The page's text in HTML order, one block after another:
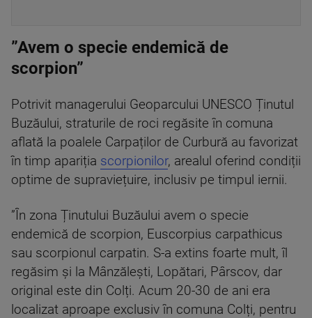
”Avem o specie endemică de
scorpion”
Potrivit managerului Geoparcului UNESCO Ținutul
Buzăului, straturile de roci regăsite în comuna
aflată la poalele Carpaților de Curbură au favorizat
în timp apariția scorpionilor, arealul oferind condiții
optime de supraviețuire, inclusiv pe timpul iernii.
”În zona Ținutului Buzăului avem o specie
endemică de scorpion, Euscorpius carpathicus
sau scorpionul carpatin. S-a extins foarte mult, îl
regăsim și la Mânzălești, Lopătari, Pârscov, dar
original este din Colți. Acum 20-30 de ani era
localizat aproape exclusiv în comuna Colți, pentru